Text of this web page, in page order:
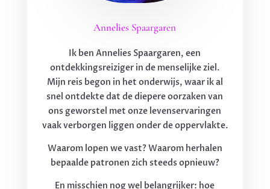
Annelies Spaargaren
Ik ben Annelies Spaargaren, een
ontdekkingsreiziger in de menselijke ziel.
Mijn reis begon in het onderwijs, waar ik al
snel ontdekte dat de diepere oorzaken van
ons geworstel met onze levenservaringen
vaak verborgen liggen onder de oppervlakte.
Waarom lopen we vast? Waarom herhalen
bepaalde patronen zich steeds opnieuw?
En misschien nog wel belangrijker: hoe